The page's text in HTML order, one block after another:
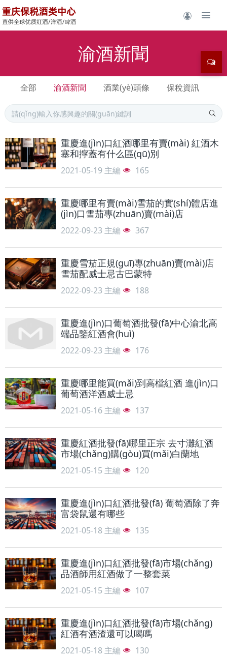
渝酒新聞
全部 渝酒新聞 酒業(yè)頭條 保稅資訊
重慶進(jìn)口紅酒哪里有賣(mài) 紅酒木
塞和擰蓋有什么區(qū)別
2021-05-19 主編 165
重慶哪里有賣(mài)雪茄的實(shí)體店進
(jìn)口雪茄專(zhuān)賣(mài)店
2022-09-23 主編 367
重慶雪茄正規(guī)專(zhuān)賣(mài)店
雪茄配威士忌古巴蒙特
2022-09-23 主編 188
重慶進(jìn)口葡萄酒批發(fā)中心渝北高
端品鑒紅酒會(huì)
2022-09-23 主編 176
重慶哪里能買(mǎi)到高檔紅酒 進(jìn)口
葡萄酒洋酒威士忌
2021-05-16 主編 137
重慶紅酒批發(fā)哪里正宗 去寸灘紅酒
市場(chǎng)購(gòu)買(mǎi)白蘭地
2021-05-15 主編 120
重慶進(jìn)口紅酒批發(fā) 葡萄酒除了奔
富袋鼠還有哪些
2021-05-18 主編 135
重慶進(jìn)口紅酒批發(fā)市場(chǎng)
品酒師用紅酒做了一整套菜
2021-05-15 主編 107
重慶進(jìn)口紅酒批發(fā)市場(chǎng)
紅酒有酒渣還可以喝嗎
2021-05-18 主編 130